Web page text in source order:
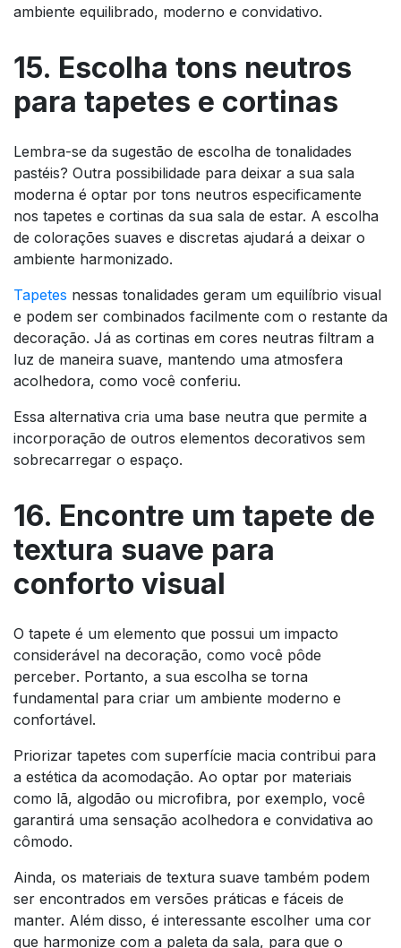
ambiente equilibrado, moderno e convidativo.
15. Escolha tons neutros
para tapetes e cortinas
Lembra-se da sugestão de escolha de tonalidades
pastéis? Outra possibilidade para deixar a sua sala
moderna é optar por tons neutros especificamente
nos tapetes e cortinas da sua sala de estar. A escolha
de colorações suaves e discretas ajudará a deixar o
ambiente harmonizado.
Tapetes nessas tonalidades geram um equilíbrio visual
e podem ser combinados facilmente com o restante da
decoração. Já as cortinas em cores neutras filtram a
luz de maneira suave, mantendo uma atmosfera
acolhedora, como você conferiu.
Essa alternativa cria uma base neutra que permite a
incorporação de outros elementos decorativos sem
sobrecarregar o espaço.
16. Encontre um tapete de
textura suave para
conforto visual
O tapete é um elemento que possui um impacto
considerável na decoração, como você pôde
perceber. Portanto, a sua escolha se torna
fundamental para criar um ambiente moderno e
confortável.
Priorizar tapetes com superfície macia contribui para
a estética da acomodação. Ao optar por materiais
como lã, algodão ou microfibra, por exemplo, você
garantirá uma sensação acolhedora e convidativa ao
cômodo.
Ainda, os materiais de textura suave também podem
ser encontrados em versões práticas e fáceis de
manter. Além disso, é interessante escolher uma cor
que harmonize com a paleta da sala, para que o